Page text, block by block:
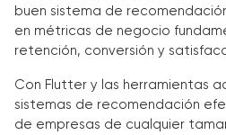
buen sistema de
en métricas de negocio
retención, conversión y
Con Flutter y las herramientas
sistemas de recomendación
de empresas de cualquier